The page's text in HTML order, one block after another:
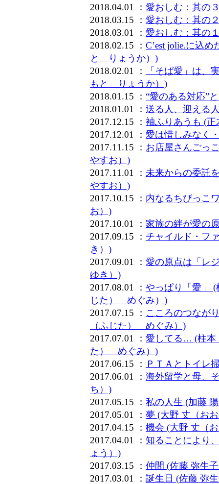
2018.04.01 ： 愛おしむ：其の
2018.03.15 ： 愛おしむ：其の
2018.03.01 ： 愛おしむ：其の
2018.02.15 ： C’est jolie.に込
と りょうか）)
2018.02.01 ：
「そば愛」は、
もと りょうか）)
2018.01.15 ： “愛のある対応”
2018.01.01 ： 送る人、迎える
2017.12.15 ： 袖ふりあうも (
2017.12.01 ： 愛は惜しみなく
2017.11.15 ： お店屋さんご
やすお）)
2017.11.01 ： 未来からの委託
やすお）)
2017.10.15 ： 内なるちびっこ
お）)
2017.10.01 ： 家族の絆が愛の
2017.09.15 ： チャイルド・フ
き）)
2017.09.01 ： 愛の原点は「レ
ゆき）)
2017.08.01 ： やっぱり「愛」
じた） めぐみ）)
2017.07.15 ： こころのつなが
（ふじた） めぐみ）)
2017.07.01 ： 愛してる… (柱本
た） めぐみ）)
2017.06.15 ：
ＰＴＡとトイレ
2017.06.01 ： 海外留学と母、
ち）)
2017.05.15 ： 私の人生 (加藤
2017.05.01 ： 夢 (大野 丈（お
2017.04.15 ： 機会 (大野 丈（
2017.04.01 ： 知ることにより
ょう）)
2017.03.15 ： 仲間 (佐藤 弥生
2017.03.01 ： 誕生日 (佐藤 弥